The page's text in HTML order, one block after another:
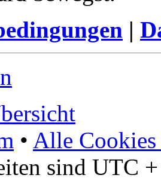
|
• Alle Cookies
sind UTC